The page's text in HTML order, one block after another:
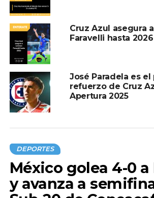
A CONTINUACIÓN
FIFA pospone licitación para
anuncio de anfitrión
NO TE PIERDAS
“Yo la perdono”, dice Dani
lo acusó de violación
Cruz Azul asegura
Faravelli hasta 2026
José Paradela es
refuerzo de Cruz
Apertura 2025
DEPORTES
México golea 4-0 a
y avanza a